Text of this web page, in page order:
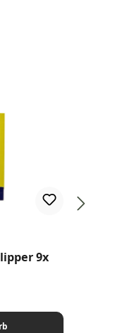
9x